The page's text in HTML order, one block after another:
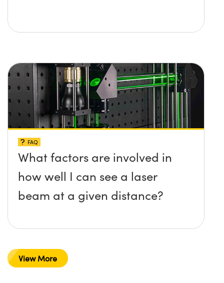
FAQ
What factors are involved in
how well I can see a laser
beam at a given distance?
View More